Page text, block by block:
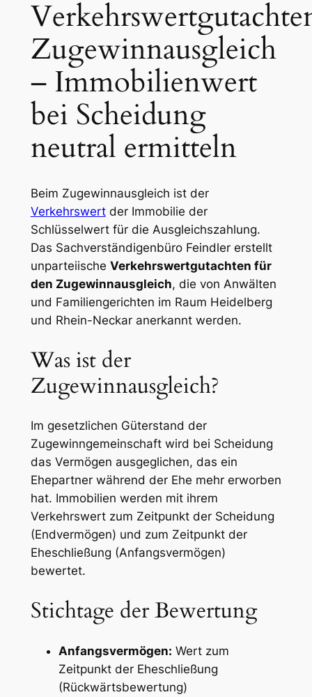
Zugewinnausgleich
– Immobilienwert
bei Scheidung
neutral ermitteln
Beim Zugewinnausgleich ist der
Verkehrswertder Immobilie der
Schlüsselwert für die Ausgleichszahlung.
Das Sachverständigenbüro Feindler erstellt
unparteiische Verkehrswertgutachten für
den Zugewinnausgleich, die von Anwälten
und Familiengerichten im Raum Heidelberg
und Rhein-Neckar anerkannt werden.
Was ist der
Zugewinnausgleich?
Im gesetzlichen Güterstand der
Zugewinngemeinschaft wird bei Scheidung
das Vermögen ausgeglichen, das ein
Ehepartner während der Ehe mehr erworben
hat. Immobilien werden mit ihrem
Verkehrswert zum Zeitpunkt der Scheidung
(Endvermögen) und zum Zeitpunkt der
Eheschließung (Anfangsvermögen)
bewertet.
Stichtage der Bewertung
Anfangsvermögen: Wert zum
Zeitpunkt der Eheschließung
(Rückwärtsbewertung)